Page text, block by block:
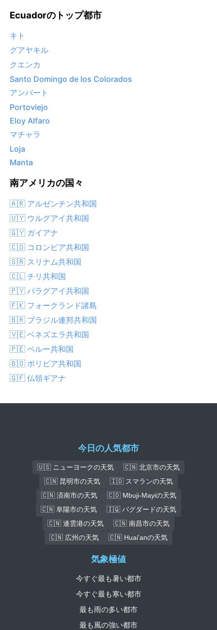
Ecuadorのトップ都市
キト
グアヤキル
クエンカ
Santo Domingo de los Colorados
アンバート
Portoviejo
Eloy Alfaro
マチャラ
Loja
Manta
南アメリカの国々
🇦🇷 アルゼンチン共和国
🇺🇾 ウルグアイ共和国
🇬🇾 ガイアナ
🇨🇴 コロンビア共和国
🇸🇷 スリナム共和国
🇨🇱 チリ共和国
🇵🇾 パラグアイ共和国
🇫🇰 フォークランド諸島
🇧🇷 ブラジル連邦共和国
🇻🇪 ベネズエラ共和国
🇵🇪 ペルー共和国
🇧🇴 ボリビア共和国
🇬🇫 仏領ギアナ
今日の人気都市
🇺🇸 ニューヨークの天気
🇨🇳 北京市の天気
🇨🇳 昆明市の天気
🇮🇩 スマランの天気
🇨🇳 済南市の天気
🇨🇩 Mbuji-Mayiの天気
🇨🇳 阜陽市の天気
🇮🇶 バグダードの天気
🇨🇳 連雲港の天気
🇨🇳 南昌市の天気
🇨🇳 広州の天気
🇨🇳 Huai'anの天気
気象極値
今すぐ最も暑い都市
今すぐ最も寒い都市
最も雨の多い都市
最も風の強い都市